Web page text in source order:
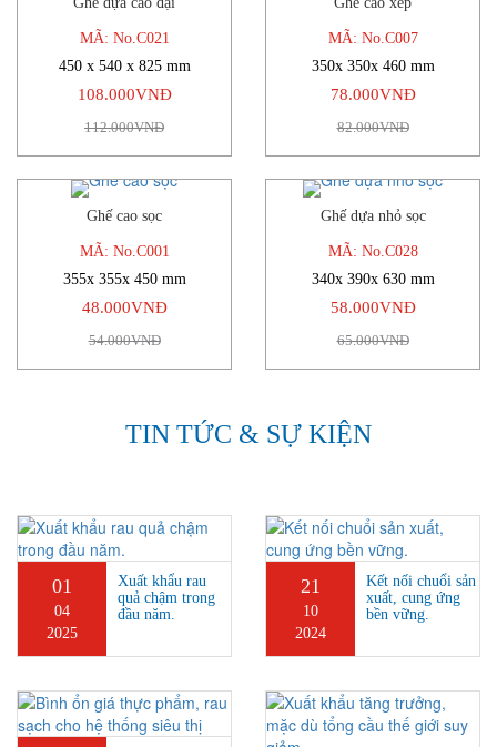
MÃ: No.C021
450 x 540 x 825 mm
108.000VNĐ
112.000VNĐ
MÃ: No.C007
350x 350x 460 mm
78.000VNĐ
82.000VNĐ
Ghế cao sọc
MÃ: No.C001
355x 355x 450 mm
48.000VNĐ
54.000VNĐ
-11%
Ghế dựa nhỏ sọc
MÃ: No.C028
340x 390x 630 mm
58.000VNĐ
65.000VNĐ
TIN TỨC & SỰ KIỆN
01
04
2025
Xuất khẩu rau
quả chậm trong
đầu năm.
21
10
2024
Kết nối chuổi sản
xuất, cung ứng
bền vững.